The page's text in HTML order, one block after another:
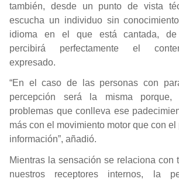
también, desde un punto de vista
escucha un individuo sin
idioma en el que está cantada, de
percibirá perfectamente el
expresado.
“En el caso de las personas con
percepción será la misma
problemas que conlleva ese
más con el movimiento motor que con
información”, añadió.
Mientras la sensación se relaciona con
nuestros receptores internos, la